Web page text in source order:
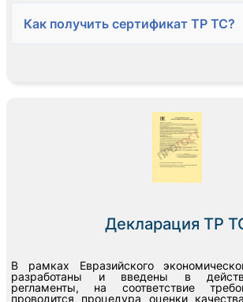
Как получить сертификат ТР ТС?
Декларация ТР
В рамках Евразийского
разработаны и введены в
регламенты, на соответствие
проводится процедура оценки